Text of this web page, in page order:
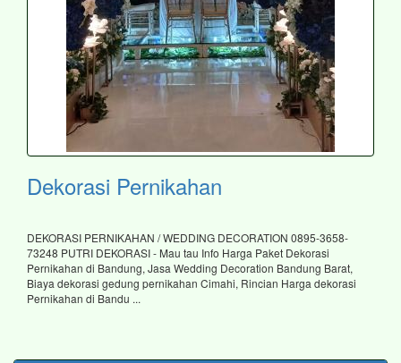
Dekorasi Pernikahan
DEKORASI PERNIKAHAN / WEDDING DECORATION 0895-3658-
73248 PUTRI DEKORASI - Mau tau Info Harga Paket Dekorasi
Pernikahan di Bandung, Jasa Wedding Decoration Bandung Barat,
Biaya dekorasi gedung pernikahan Cimahi, Rincian Harga dekorasi
Pernikahan di Bandu ...